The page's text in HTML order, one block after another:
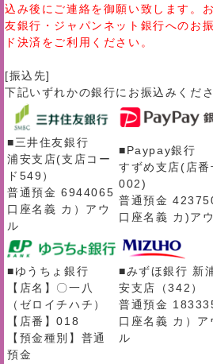
込み後にご連絡を御願い致します。
友銀行・ジャパンネット銀行へのお
ド決済をご利用ください。
[振込先]
下記いずれかの銀行にお振込みくださ
■三井住友銀行
浦安支店(支店コー
ド549）
普通預金 6944065
口座名義 カ）アウ
ル
■Paypay銀行
すずめ支店(店番
002)
普通預金
口座名義 カ)ア
■ゆうちょ銀行
【店名】〇一八
（ゼロイチハチ）
【店番】018
【預金種別】普通
預金
■みずほ銀行 新
安支店（342）
普通預金
口座名義 カ）ア
ル